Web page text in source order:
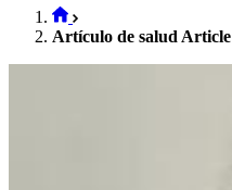
Artículo de salud Article